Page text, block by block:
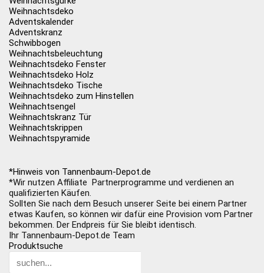
Weihnachtsdeko
Adventskalender
Adventskranz
Schwibbogen
Weihnachtsbeleuchtung
Weihnachtsdeko Fenster
Weihnachtsdeko Holz
Weihnachtsdeko Tische
Weihnachtsdeko zum Hinstellen
Weihnachtsengel
Weihnachtskranz Tür
Weihnachtskrippen
Weihnachtspyramide
*Hinweis von Tannenbaum-Depot.de
*Wir nutzen Affiliate Partnerprogramme und verdienen an
qualifizierten Käufen.
Sollten Sie nach dem Besuch unserer Seite bei einem Partner
etwas Kaufen, so können wir dafür eine Provision vom Partner
bekommen. Der Endpreis für Sie bleibt identisch.
Ihr Tannenbaum-Depot.de Team
Produktsuche